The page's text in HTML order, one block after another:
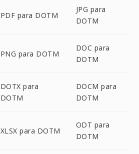
PDF para DOTM
JPG para
DOTM
PNG para DOTM
DOC para
DOTM
DOTX para
DOTM
DOCM para
DOTM
XLSX para DOTM
ODT para
DOTM